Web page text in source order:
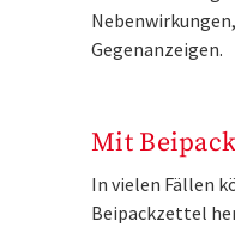
Gegenanzeigen.
Mit
In vielen Fällen
Beipackzettel